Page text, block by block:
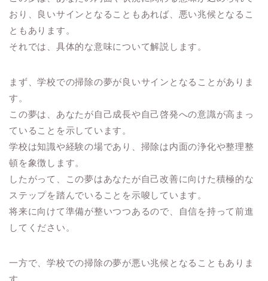
おり、良いサインとなることもあれば、悪い兆候となるこ
ともあります。
それでは、具体的な意味について解説します。
まず、学校での掃除の夢が良いサインとなることがありま
す。
この夢は、あなたが自己成長や自己啓発への意識が高まっ
ていることを示しています。
学校は知識や経験の場であり、掃除は内面の浄化や整理整
頓を象徴します。
したがって、この夢はあなたが自己改善に向けた積極的な
ステップを踏んでいることを示唆しています。
将来に向けて準備が整いつつあるので、自信を持って前進
してください。
一方で、学校での掃除の夢が悪い兆候となることもありま
す。